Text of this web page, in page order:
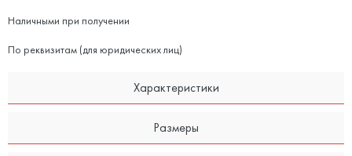
Наличными при получении
По реквизитам (для юридических лиц)
Характеристики
Размеры